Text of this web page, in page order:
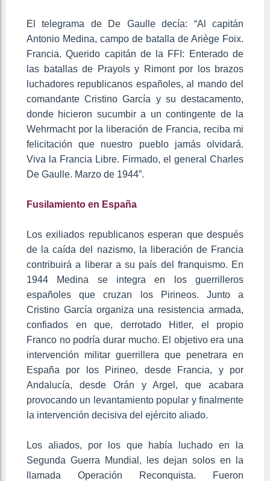
El telegrama de De Gaulle decía: “Al capitán
Antonio Medina, campo de batalla de Ariège Foix.
Francia. Querido capitán de la FFI: Enterado de
las batallas de Prayols y Rimont por los brazos
luchadores republicanos españoles, al mando del
comandante Cristino García y su destacamento,
donde hicieron sucumbir a un contingente de la
Wehrmacht por la liberación de Francia, reciba mi
felicitación que nuestro pueblo jamás olvidará.
Viva la Francia Libre. Firmado, el general Charles
De Gaulle. Marzo de 1944”.
Fusilamiento en España
Los exiliados republicanos esperan que después
de la caída del nazismo, la liberación de Francia
contribuirá a liberar a su país del franquismo. En
1944 Medina se integra en los guerrilleros
españoles que cruzan los Pirineos. Junto a
Cristino García organiza una resistencia armada,
confiados en que, derrotado Hitler, el propio
Franco no podría durar mucho. El objetivo era una
intervención militar guerrillera que penetrara en
España por los Pirineo, desde Francia, y por
Andalucía, desde Orán y Argel, que acabara
provocando un levantamiento popular y finalmente
la intervención decisiva del ejército aliado.
Los aliados, por los que había luchado en la
Segunda Guerra Mundial, les dejan solos en la
llamada Operación Reconquista. Fueron